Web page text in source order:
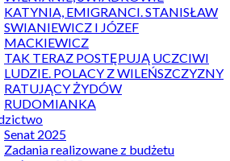
KATYNIA, EMIGRANCI. STANISŁAW
SWIANIEWICZ I JÓZEF
MACKIEWICZ
TAK TERAZ POSTĘPUJĄ UCZCIWI
LUDZIE. POLACY Z WILEŃSZCZYZNY
RATUJĄCY ŻYDÓW
RUDOMIANKA
Senat 2025
Zadania realizowane z budżetu